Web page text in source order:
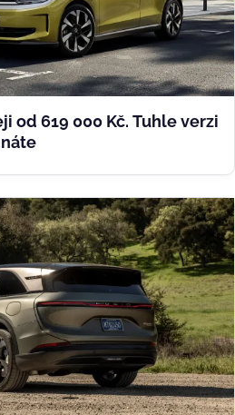
od 619 000 Kč. Tuhle verzi